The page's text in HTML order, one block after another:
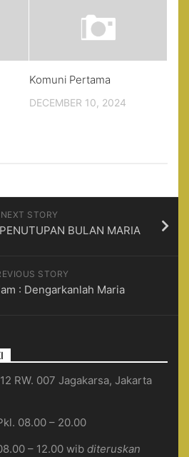
Komuni Pertama
DECEMBER 10, 2024
NEXT STORY
BULAN MARIA
STORY
: Dengarkanlah Maria
RW. 007 Jagakarsa, Jakarta
08.00 – 20.00
– 12.00 wib diteruskan